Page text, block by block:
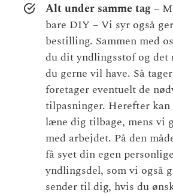
Alt under samme tag –
bare DIY – Vi syr også
bestilling. Sammen med
du dit yndlingsstof og det
du gerne vil have. Så
foretager eventuelt de
tilpasninger. Herefter
læne dig tilbage, mens vi
med arbejdet. På den
få syet din egen personlige
yndlingsdel, som vi også
sender til dig, hvis du